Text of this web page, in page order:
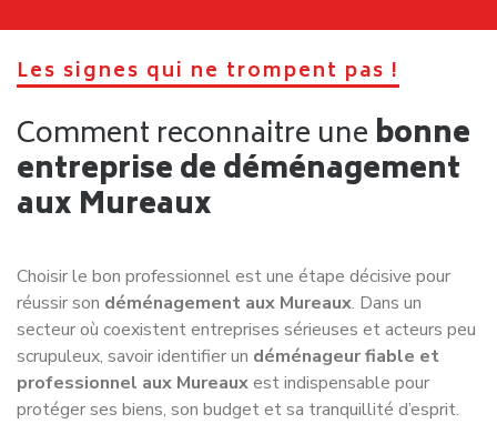
Les signes qui ne trompent pas !
Comment reconnaitre une bonne
entreprise de déménagement
aux Mureaux
Choisir le bon professionnel est une étape décisive pour
réussir son déménagement aux Mureaux. Dans un
secteur où coexistent entreprises sérieuses et acteurs peu
scrupuleux, savoir identifier un déménageur fiable et
professionnel aux Mureauxest indispensable pour
protéger ses biens, son budget et sa tranquillité d’esprit.